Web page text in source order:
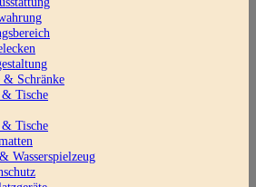
& Schränke
Tische
Tische
Wasserspielzeug